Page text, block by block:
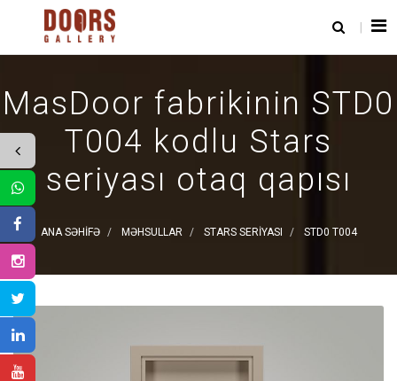
MasDoor fabrikinin STD0
T004 kodlu Stars
seriyası otaq qapısı
ANA SƏHIFƏ MƏHSULLAR STARS SERIYASI STD0 T004